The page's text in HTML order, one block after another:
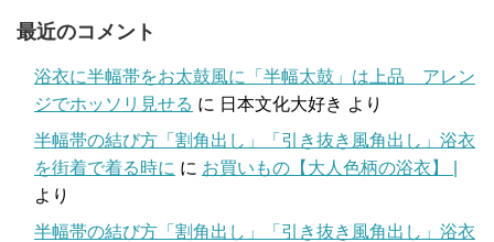
最近のコメント
浴衣に半幅帯をお太鼓風に「半幅太鼓」は上品 アレン
ジでホッソリ見せる に 日本文化大好き より
半幅帯の結び方「割角出し」「引き抜き風角出し」浴衣
を街着で着る時に に お買いもの【大人色柄の浴衣】 |
より
半幅帯の結び方「割角出し」「引き抜き風角出し」浴衣